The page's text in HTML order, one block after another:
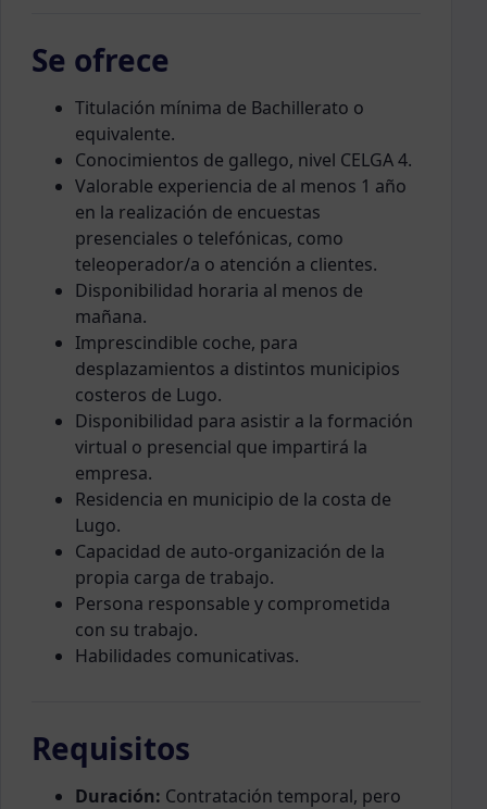
Se ofrece
Titulación mínima de Bachillerato o
equivalente.
Conocimientos de gallego, nivel CELGA 4.
Valorable experiencia de al menos 1 año
en la realización de encuestas
presenciales o telefónicas, como
teleoperador/a o atención a clientes.
Disponibilidad horaria al menos de
mañana.
Imprescindible coche, para
desplazamientos a distintos municipios
costeros de Lugo.
Disponibilidad para asistir a la formación
virtual o presencial que impartirá la
empresa.
Residencia en municipio de la costa de
Lugo.
Capacidad de auto-organización de la
propia carga de trabajo.
Persona responsable y comprometida
con su trabajo.
Habilidades comunicativas.
Requisitos
Duración: Contratación temporal, pero